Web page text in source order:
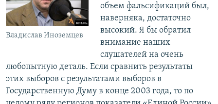
Владислав Иноземцев
объем фальсификаций был,
наверняка, достаточно
высокий. Я бы обратил
внимание наших
слушателей на очень
любопытную деталь. Если сравнить результаты
этих выборов с результатами выборов в
Государственную Думу в конце 2003 года, то по